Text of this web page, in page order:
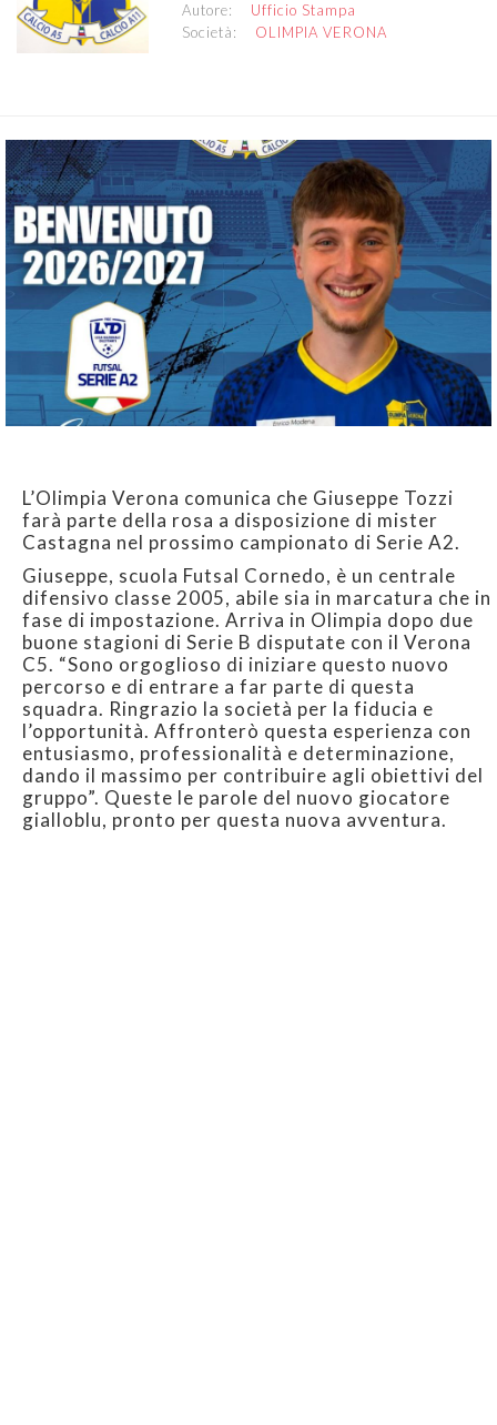
Autore: Ufficio Stampa
Società: OLIMPIA VERONA
L’Olimpia Verona comunica che Giuseppe Tozzi
farà parte della rosa a disposizione di mister
Castagna nel prossimo campionato di Serie A2.
Giuseppe, scuola Futsal Cornedo, è un centrale
difensivo classe 2005, abile sia in marcatura che in
fase di impostazione. Arriva in Olimpia dopo due
buone stagioni di Serie B disputate con il Verona
C5. “Sono orgoglioso di iniziare questo nuovo
percorso e di entrare a far parte di questa
squadra. Ringrazio la società per la fiducia e
l’opportunità. Affronterò questa esperienza con
entusiasmo, professionalità e determinazione,
dando il massimo per contribuire agli obiettivi del
gruppo”. Queste le parole del nuovo giocatore
gialloblu, pronto per questa nuova avventura.